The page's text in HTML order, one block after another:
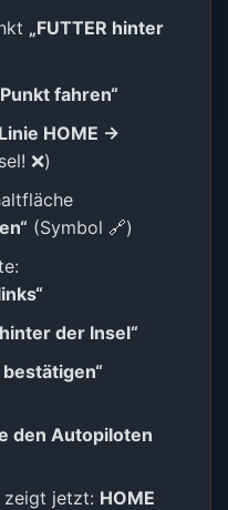
„FUTTER hinter
fahren“
HOME →
❌)
(Symbol 🔗)
der Insel“
bestätigen“
den Autopiloten
zeigt jetzt: HOME